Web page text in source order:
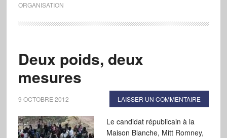
ORGANISATION
Deux poids, deux
mesures
9 OCTOBRE 2012 LAISSER UN COMMENTAIRE
Le candidat républicain à la
Maison Blanche, Mitt Romney,